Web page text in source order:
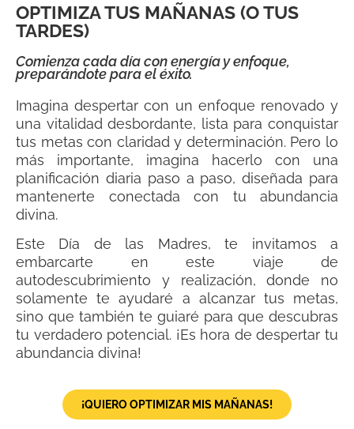
OPTIMIZA TUS MAÑANAS (O TUS
TARDES)
Comienza cada día con energía y enfoque,
preparándote para el éxito.
Imagina despertar con un enfoque renovado y
una vitalidad desbordante, lista para conquistar
tus metas con claridad y determinación. Pero lo
más importante, imagina hacerlo con una
planificación diaria paso a paso, diseñada para
mantenerte conectada con tu abundancia
divina.
Este Día de las Madres, te invitamos a
embarcarte en este viaje de
autodescubrimiento y realización, donde no
solamente te ayudaré a alcanzar tus metas,
sino que también te guiaré para que descubras
tu verdadero potencial. ¡Es hora de despertar tu
abundancia divina!
¡QUIERO OPTIMIZAR MIS MAÑANAS!